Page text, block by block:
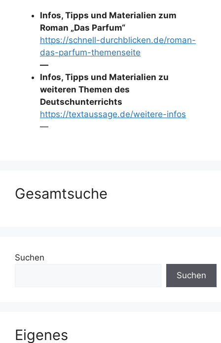
Infos, Tipps und Materialien zum
Roman „Das Parfum“
https://schnell-durchblicken.de/roman-
das-parfum-themenseite
—
Infos, Tipps und Materialien zu
weiteren Themen des
Deutschunterrichts
https://textaussage.de/weitere-infos
—
Gesamtsuche
Suchen
Suchen
Eigenes